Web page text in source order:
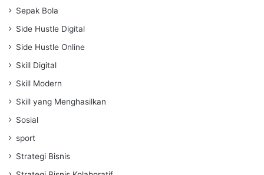
Sepak Bola
Side Hustle Digital
Side Hustle Online
Skill Digital
Skill Modern
Skill yang Menghasilkan
Sosial
sport
Strategi Bisnis